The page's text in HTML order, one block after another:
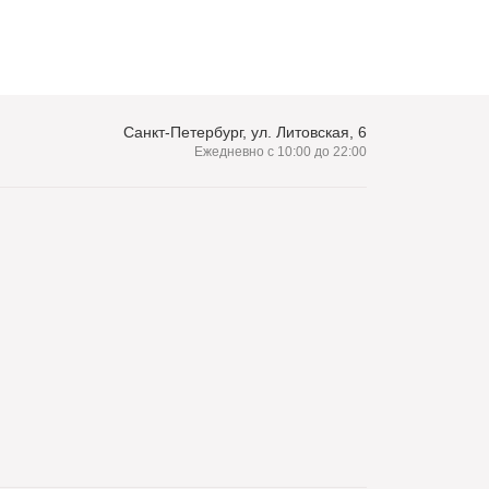
Санкт-Петербург, ул. Литовская, 6
Ежедневно с 10:00 до 22:00